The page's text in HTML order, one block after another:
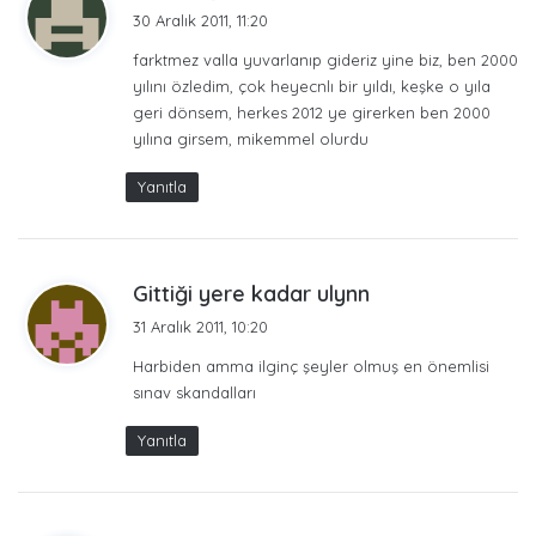
oturuyorsunuz dedi”. Allah sana da nasip etsin bir saray
desek mi ?
35 sivil olduğu söylenen kişi öldürüldü uçak tarafından
bombalanarak. son günlerine girilirken yılın
Hala bu yılın bitmesini isteyen var mı ki ?
Çok yoğun bir yıldı şaka bir yana görmediğimiz
etmekte.
Mayalara kaldı işimiz 2012 de :)
Valla bunca şeyi yaşayıp da sonra kendiminkileri yazmaya
utandım kusura bakmayın. Muhteşem bi hayatım varmış
e
i
k
30 Aralık 2011, 11:20
farktmez valla yuvarlanıp gideriz yine biz, ben 2000
yılını özledim, çok heyecnlı bir yıldı, keşke o yıla
geri dönsem, herkes 2012 ye girerken ben 2000
yılına girsem, mikemmel olurdu
Yanıtla
Gittiği yere kadar ulynn
i
31 Aralık 2011, 10:20
Harbiden amma ilginç şeyler olmuş en önemlisi
sınav skandalları
Yanıtla